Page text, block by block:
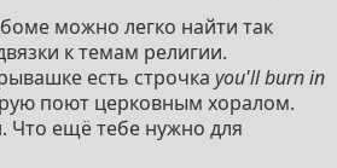
можно легко найти так
к темам религии.
есть строчка you'll burn in
поют церковным хоралом.
Что ещё тебе нужно для